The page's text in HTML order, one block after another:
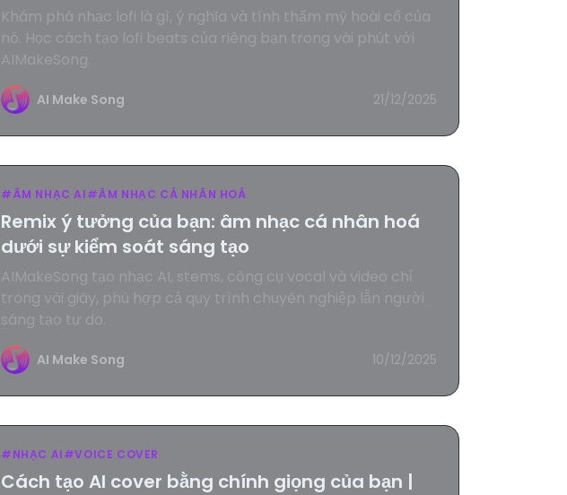
Khám phá nhạc lofi là gì, ý nghĩa và tính thẩm mỹ hoài cổ của
nó. Học cách tạo lofi beats của riêng bạn trong vài phút với
AIMakeSong.
AI Make Song 21/12/2025
#ÂM NHẠC AI#ÂM NHẠC CÁ NHÂN HOÁ
Remix ý tưởng của bạn: âm nhạc cá nhân hoá
dưới sự kiểm soát sáng tạo
AIMakeSong tạo nhạc AI, stems, công cụ vocal và video chỉ
trong vài giây, phù hợp cả quy trình chuyên nghiệp lẫn người
sáng tạo tự do.
AI Make Song 10/12/2025
#NHẠC AI#VOICE COVER
Cách tạo AI cover bằng chính giọng của bạn |